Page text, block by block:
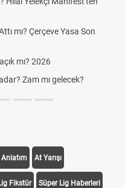
mı? Çerçeve Yasa Son
mı? 2026
Zam mı gelecek?
Anlatım At Yarışı
Fikstür Süper Lig Haberleri